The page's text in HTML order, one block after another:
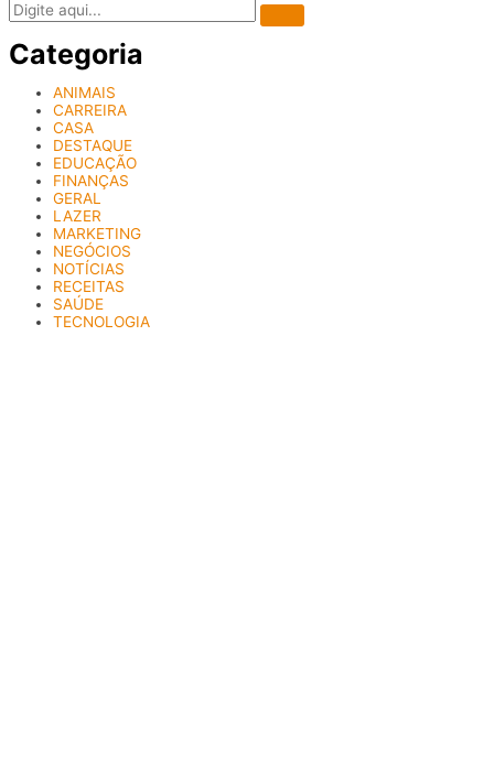
Categoria
ANIMAIS
CARREIRA
CASA
DESTAQUE
EDUCAÇÃO
FINANÇAS
GERAL
LAZER
MARKETING
NEGÓCIOS
NOTÍCIAS
RECEITAS
SAÚDE
TECNOLOGIA